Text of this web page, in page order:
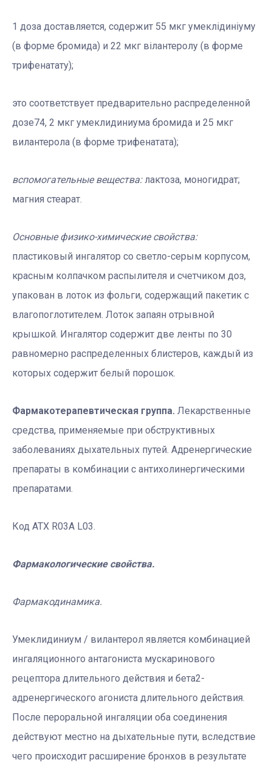
1 доза доставляется, содержит 55 мкг умеклідиніуму
(в форме бромида) и 22 мкг вілантеролу (в форме
трифенатату);
это соответствует предварительно распределенной
дозе74, 2 мкг умеклидиниума бромида и 25 мкг
вилантерола (в форме трифенатата);
вспомогательные вещества:лактоза, моногидрат;
магния стеарат.
Основные физико-химические свойства:
пластиковый ингалятор со светло-серым корпусом,
красным колпачком распылителя и счетчиком доз,
упакован в лоток из фольги, содержащий пакетик с
влагопоглотителем. Лоток запаян отрывной
крышкой. Ингалятор содержит две ленты по 30
равномерно распределенных блистеров, каждый из
которых содержит белый порошок.
Фармакотерапевтическая группа. Лекарственные
средства, применяемые при обструктивных
заболеваниях дыхательных путей. Адренергические
препараты в комбинации с антихолинергическими
препаратами.
Код АТХ R03A L03.
Фармакологические свойства.
Фармакодинамика.
Умеклидиниум / вилантерол является комбинацией
ингаляционного антагониста мускаринового
рецептора длительного действия и бета2-
адренергического агониста длительного действия.
После пероральной ингаляции оба соединения
действуют местно на дыхательные пути, вследствие
чего происходит расширение бронхов в результате